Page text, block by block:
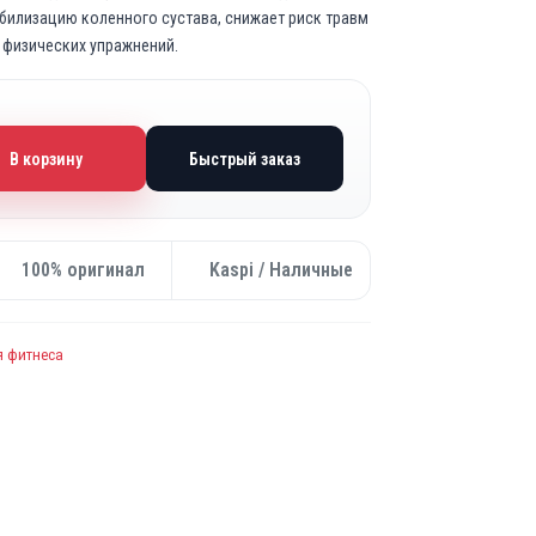
коленного сустава, снижает риск травм
упражнений.
В корзину Быстрый заказ
100% оригинал Kaspi / Наличные
фитнеса